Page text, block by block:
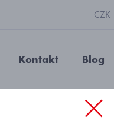
CZK
Kontakt Blog